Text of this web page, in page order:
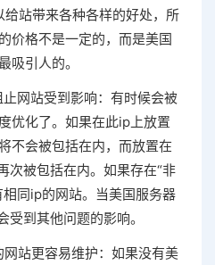
站带来各种各样的好处，所
价格不是一定的，而是美国
吸引人的。
网站受到影响：有时候会被
优化了。如果在此ip上放置
不会被包括在内，而放置在
次被包括在内。如果存在“非
同ip的网站。当美国服务器
到其他问题的影响。
站更容易维护：如果没有美